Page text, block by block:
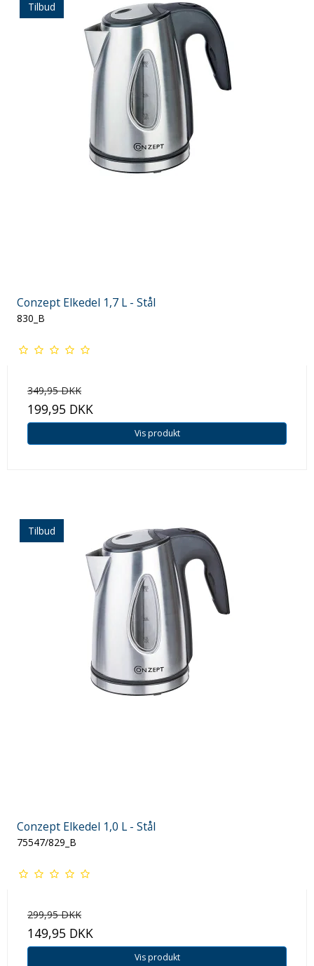
Tilbud
Conzept Elkedel 1,7 L - Stål
830_B
349,95 DKK
199,95 DKK
Vis produkt
Tilbud
Conzept Elkedel 1,0 L - Stål
75547/829_B
299,95 DKK
149,95 DKK
Vis produkt